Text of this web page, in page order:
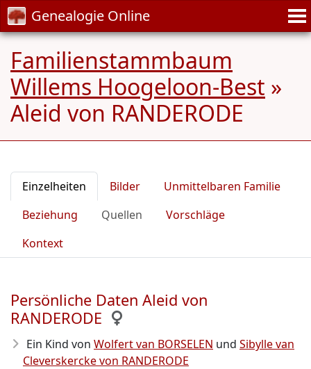
Genealogie Online
Familienstammbaum
Willems Hoogeloon-Best »
Aleid von RANDERODE
Einzelheiten Bilder
Unmittelbaren Familie
Beziehung
Quellen
Vorschläge
Kontext
Persönliche Daten Aleid von
RANDERODE
Ein Kind von Wolfert van BORSELEN und Sibylle van
Cleverskercke von RANDERODE